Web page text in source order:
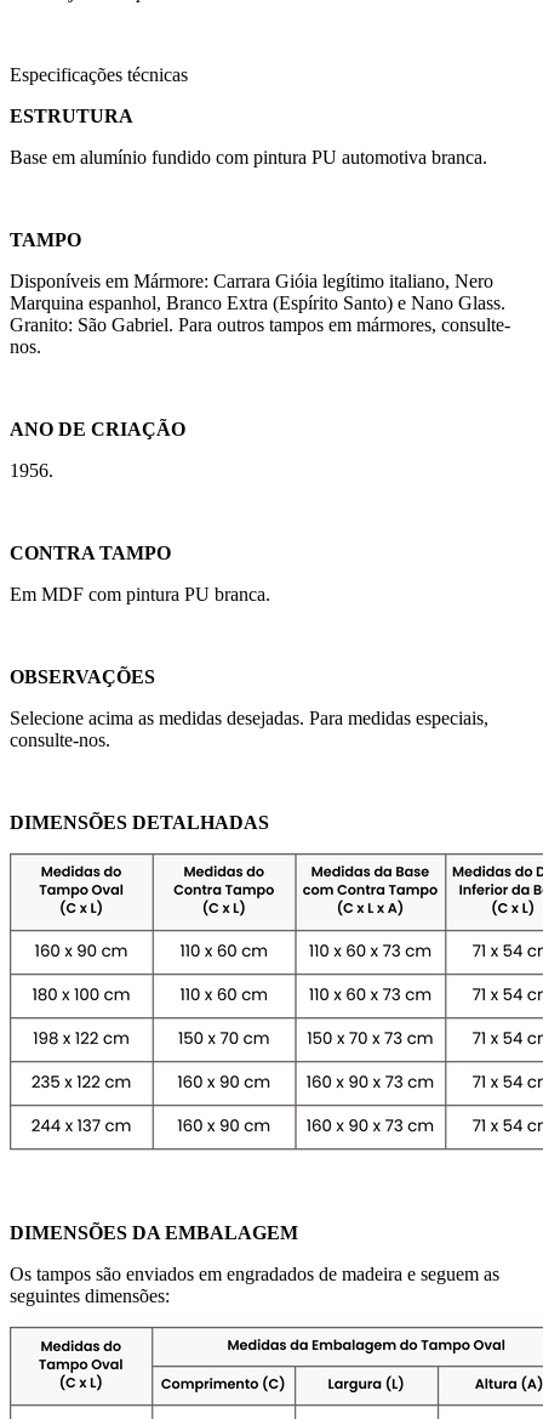
Especificações técnicas
ESTRUTURA
Base em alumínio fundido com pintura PU automotiva branca.
TAMPO
Disponíveis em Mármore: Carrara Gióia legítimo italiano, Nero
Marquina espanhol, Branco Extra (Espírito Santo) e Nano Glass.
Granito: São Gabriel. Para outros tampos em mármores, consulte-
nos.
ANO DE CRIAÇÃO
1956.
CONTRA TAMPO
Em MDF com pintura PU branca.
OBSERVAÇÕES
Selecione acima as medidas desejadas. Para medidas especiais,
consulte-nos.
DIMENSÕES DETALHADAS
DIMENSÕES DA EMBALAGEM
Os tampos são enviados em engradados de madeira e seguem as
seguintes dimensões: